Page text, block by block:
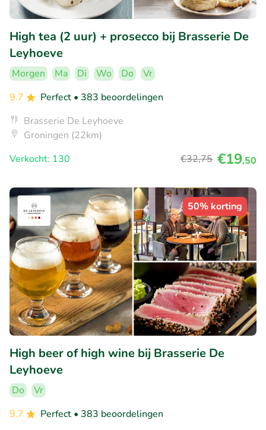
High tea (2 uur) + prosecco bij Brasserie De
Leyhoeve
Morgen Ma Di Wo Do
Vr
9.7
Perfect • 383 beoordelingen
Brasserie De Leyhoeve
Groningen (22km)
Verkocht: 130
€32,75 €19,50
50% korting
High beer of high wine bij Brasserie De
Leyhoeve
Do
Vr
9.7
Perfect • 383 beoordelingen